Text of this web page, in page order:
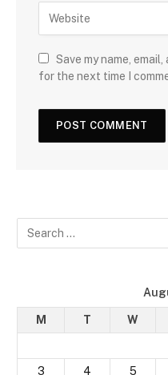
Save my name,
for the next time I
M T W
3
4 5